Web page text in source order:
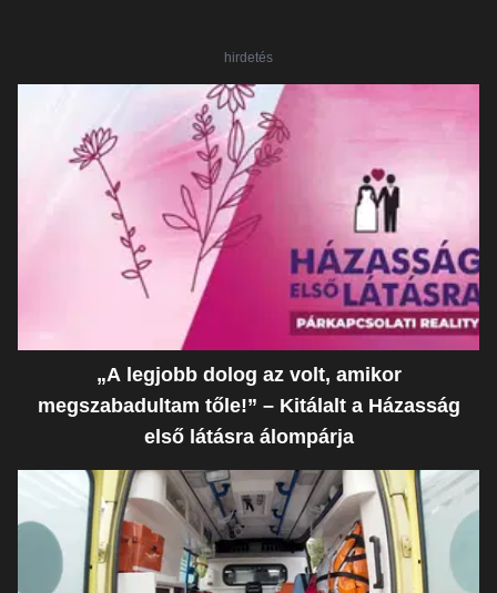
hirdetés
„A legjobb dolog az volt, amikor
megszabadultam tőle!” – Kitálalt a Házasság
első látásra álompárja